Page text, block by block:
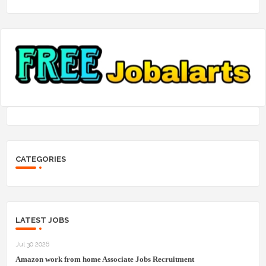
CATEGORIES
LATEST JOBS
Jul 30 2026
Amazon work from home Associate Jobs Recruitment